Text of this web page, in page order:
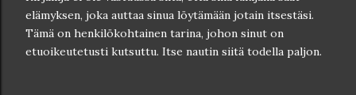
elämyksen, joka auttaa sinua löytämään jotain itsestäsi.
Tämä on henkilökohtainen tarina, johon sinut on
etuoikeutetusti kutsuttu. Itse nautin siitä todella paljon.